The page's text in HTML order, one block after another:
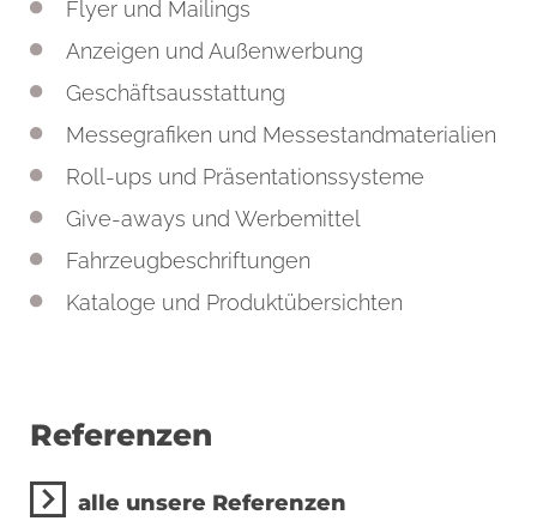
Flyer und Mailings
Anzeigen und Außenwerbung
Geschäftsausstattung
Messegrafiken und Messestandmaterialien
Roll-ups und Präsentationssysteme
Give-aways und Werbemittel
Fahrzeugbeschriftungen
Kataloge und Produktübersichten
Referenzen
alle unsere Referenzen